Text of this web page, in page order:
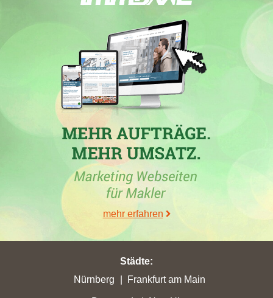
07.10.2024
Immobilien Immig, Immobilienmakler Bad Kreuzanch
Kreuznach mit der Maklerdomainimmobilienimmig.de
hat am
07.10.2024 mit insgesamt 18,59 Gesamtpunkten ihre bisher
höchste Gesamtpunktzahl erreicht. Der Makler hat in der Stadt
Bad Kreuznachmit einem Zugewinn von 2,7 seine bis jetzt
höchsten Stadtpunkte von 17,35 gewonnen.
05.03.2024
Bad Kreuznach
Immobilienmakler Bad Kreuzanchmit der Website
immobilienimmig.de
in der Woche vom 05.03.2024 mit einem
Plus von 10,19 ihre bisher höchsten Stadtpunkte erreicht. Sie hat
mit 16,55 erreichten Stadtpunkten in
höchsten Punktgewinn erzielt. Mit insgesamt 17,49
Gesamtpunktzahl.
mehr erfahren
Städte:
Nürnberg
Frankfurt am Main